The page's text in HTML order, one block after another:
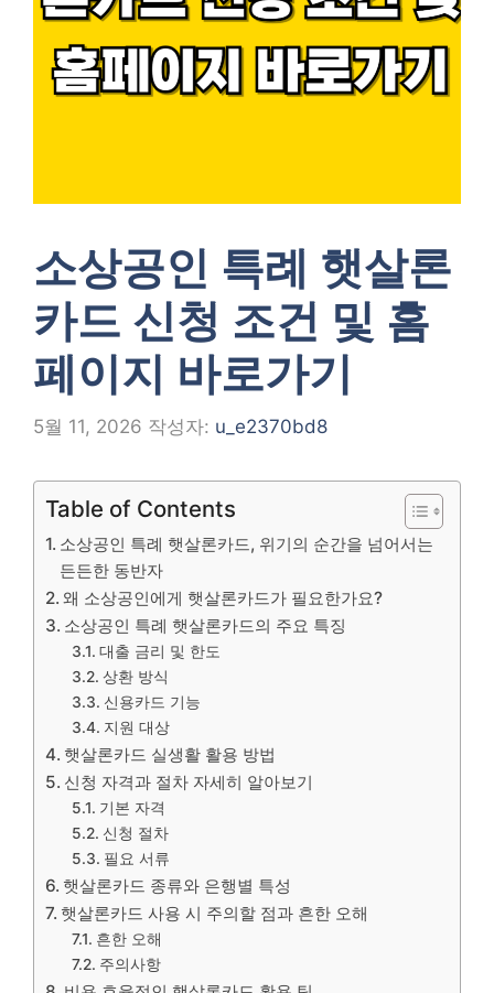
소상공인 특례 햇살론
카드 신청 조건 및 홈
페이지 바로가기
5월 11, 2026 작성자: u_e2370bd8
Table of Contents
소상공인 특례 햇살론카드, 위기의 순간을 넘어서는
든든한 동반자
왜 소상공인에게 햇살론카드가 필요한가요?
소상공인 특례 햇살론카드의 주요 특징
대출 금리 및 한도
상환 방식
신용카드 기능
지원 대상
햇살론카드 실생활 활용 방법
신청 자격과 절차 자세히 알아보기
기본 자격
신청 절차
필요 서류
햇살론카드 종류와 은행별 특성
햇살론카드 사용 시 주의할 점과 흔한 오해
흔한 오해
주의사항